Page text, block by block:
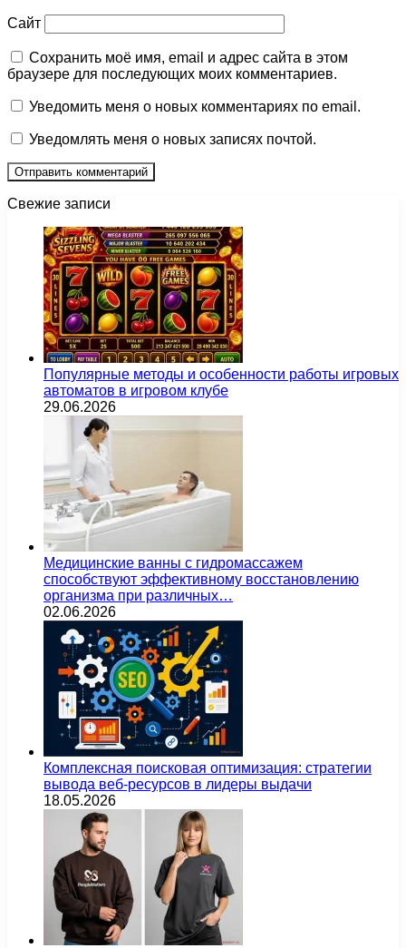
Сайт
Сохранить моё имя, email и адрес сайта в этом
браузере для последующих моих комментариев.
Уведомить меня о новых комментариях по email.
Уведомлять меня о новых записях почтой.
Свежие записи
Популярные методы и особенности работы игровых
автоматов в игровом клубе
29.06.2026
Медицинские ванны с гидромассажем
способствуют эффективному восстановлению
организма при различных…
02.06.2026
Комплексная поисковая оптимизация: стратегии
вывода веб-ресурсов в лидеры выдачи
18.05.2026